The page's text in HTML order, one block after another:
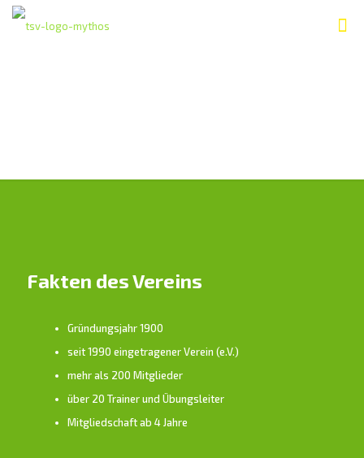
Fakten des Vereins
Gründungsjahr 1900
seit 1990 eingetragener Verein (e.V.)
mehr als 200 Mitglieder
über 20 Trainer und Übungsleiter
Mitgliedschaft ab 4 Jahre